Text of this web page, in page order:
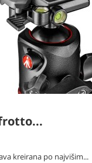
po najvišim...